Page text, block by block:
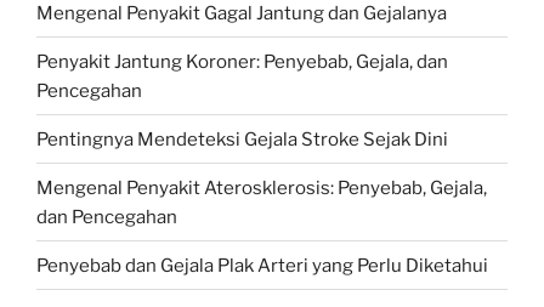
Mengenal Penyakit Gagal Jantung dan Gejalanya
Penyakit Jantung Koroner: Penyebab, Gejala, dan
Pencegahan
Pentingnya Mendeteksi Gejala Stroke Sejak Dini
Mengenal Penyakit Aterosklerosis: Penyebab, Gejala,
dan Pencegahan
Penyebab dan Gejala Plak Arteri yang Perlu Diketahui